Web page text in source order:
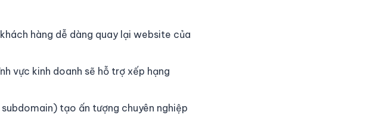
hàng dễ dàng quay lại website của
vực kinh doanh sẽ hỗ trợ xếp hạng
tạo ấn tượng chuyên nghiệp